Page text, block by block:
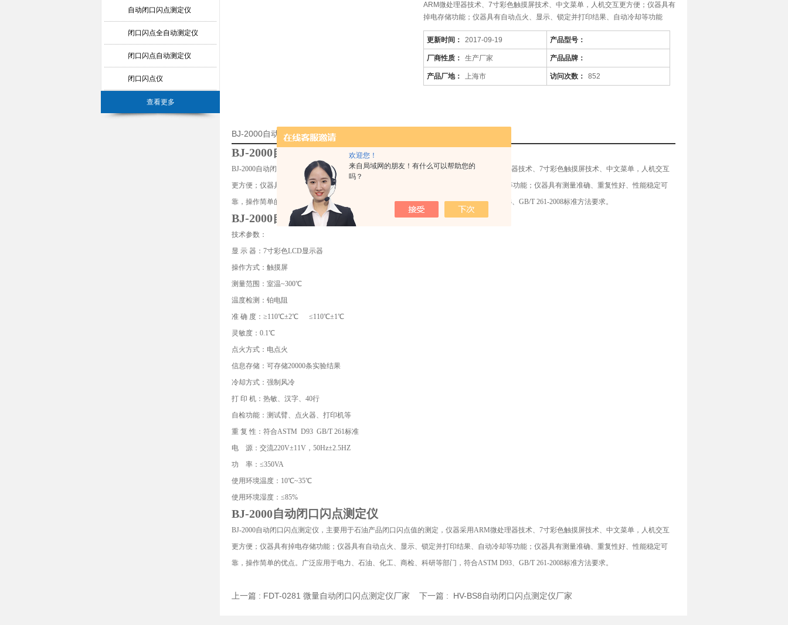
欢迎您！
来自局域网的朋友！有什么可以帮助您的
吗？
自动闭口闪点测定仪
闭口闪点全自动测定仪
闭口闪点自动测定仪
闭口闪点仪
查看更多
ARM微处理器技术、7寸彩色触摸屏技术、中文菜单，人机交互更方便；仪器具有
掉电存储功能；仪器具有自动点火、显示、锁定并打印结果、自动冷却等功能
更新时间： 2017-09-19 产品型号：
厂商性质： 生产厂家 产品品牌：
产品厂地： 上海市 访问次数： 852
BJ-2000自动闭口闪点测定仪厂家的详细资料：
BJ-2000自动闭口闪点测定仪
BJ-2000自动闭口闪点测定仪，主要用于石油产品闭口闪点值的测定，仪器采用ARM微处理器技术、7寸彩色触摸屏技术、中文菜单，人机交互
更方便；仪器具有掉电存储功能；仪器具有自动点火、显示、锁定并打印结果、自动冷却等功能；仪器具有测量准确、重复性好、性能稳定可
靠，操作简单的优点。广泛应用于电力、石油、化工、商检、科研等部门，符合ASTM D93、GB/T 261-2008标准方法要求。
BJ-2000自动闭口闪点测定仪
技术参数：
显 示 器：7寸彩色LCD显示器
操作方式：触摸屏
测量范围：室温~300℃
温度检测：铂电阻
准 确 度：≥110℃±2℃ ≤110℃±1℃
灵敏度：0.1℃
点火方式：电点火
信息存储：可存储20000条实验结果
冷却方式：强制风冷
打 印 机：热敏、汉字、40行
自检功能：测试臂、点火器、打印机等
重 复 性：符合ASTM D93 GB/T 261标准
电 源：交流220V±11V，50Hz±2.5HZ
功 率：≤350VA
使用环境温度：10℃~35℃
使用环境湿度：≤85%
BJ-2000自动闭口闪点测定仪
BJ-2000自动闭口闪点测定仪 ，主要用于石油产品闭口闪点值的测定，仪器采用ARM微处理器技术、7寸彩色触摸屏技术、中文菜单，人机交互
更方便；仪器具有掉电存储功能；仪器具有自动点火、显示、锁定并打印结果、自动冷却等功能；仪器具有测量准确、重复性好、性能稳定可
靠，操作简单的优点。广泛应用于电力、石油、化工、商检、科研等部门，符合ASTM D93、GB/T 261-2008标准方法要求。
上一篇 : FDT-0281 微量自动闭口闪点测定仪厂家 下一篇 : HV-BS8自动闭口闪点测定仪厂家